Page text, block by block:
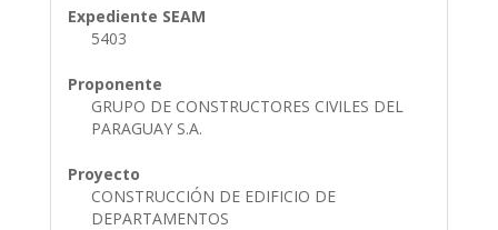
Expediente SEAM
5403
Proponente
GRUPO DE CONSTRUCTORES CIVILES DEL
PARAGUAY S.A.
Proyecto
CONSTRUCCIÓN DE EDIFICIO DE
DEPARTAMENTOS